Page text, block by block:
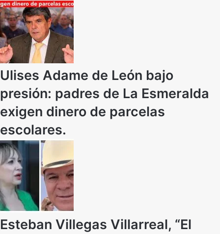
Ulises Adame de León bajo
presión: padres de La Esmeralda
exigen dinero de parcelas
escolares.
Esteban Villegas Villarreal, “El